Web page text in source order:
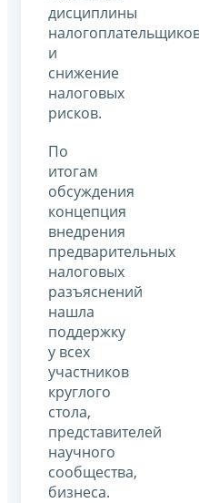
дисциплины
и
снижение
налоговых
рисков.
По
итогам
обсуждения
концепция
внедрения
предварительных
налоговых
разъяснений
нашла
поддержку
у всех
участников
круглого
стола,
представителей
научного
сообщества,
бизнеса.